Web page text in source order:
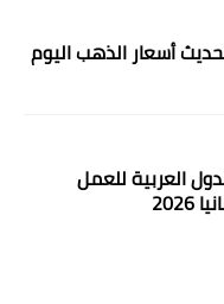
أسعار الذهب اليوم
العربية للعمل